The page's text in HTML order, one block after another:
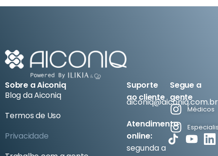
Sobre a Aiconiq
Blog da Aiconiq
Termos de Uso
Privacidade
Suporte
ao cliente
aiconiq@aiconiq.com.br
Atendimento
online:
segunda a
Segue a
gente
Médicos